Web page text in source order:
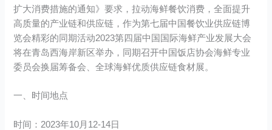
扩大消费措施的通知》要求，拉动海鲜餐饮消费，全面提升
高质量的产业链和供应链，作为第七届中国餐饮业供应链博
览会精彩的同期活动2023第四届中国国际海鲜产业发展大会
将在青岛西海岸新区举办，同期召开中国饭店协会海鲜专业
委员会换届筹备会、全球海鲜优质供应链食材展。
一、时间地点
时间：2023年10月12-14日